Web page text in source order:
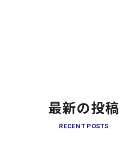
最新の投稿
RECENT POSTS